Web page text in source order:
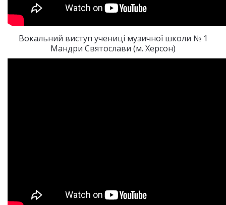
Вокальний виступ учениці музичної школи № 1
Мандри Святослави (м. Херсон)